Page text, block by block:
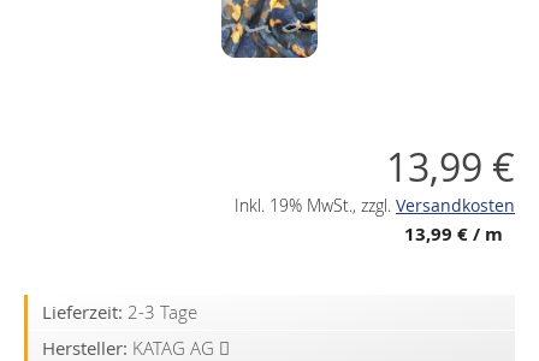
13,99 €
Inkl. 19% MwSt., zzgl. Versandkosten
13,99 €/ m
Lieferzeit: 2-3 Tage
Hersteller: KATAG AG